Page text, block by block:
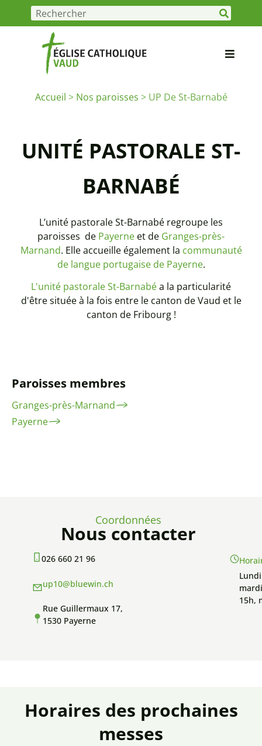
Accueil > Nos paroisses > UP De St-Barnabé
UNITÉ PASTORALE ST-
BARNABÉ
L’unité pastorale St-Barnabé regroupe les
paroisses de Payerne et de Granges-près-
Marnand. Elle accueille également la communauté
de langue portugaise de Payerne.
L'unité pastorale St-Barnabéa la particularité
d'être située à la fois entre le canton de Vaud et le
canton de Fribourg !
Paroisses membres
Granges-près-Marnand
Payerne
Coordonnées
Nous contacter
026 660 21 96
up10@bluewin.ch
Rue Guillermaux 17,
1530 Payerne
15h,
Horaires des prochaines
messes